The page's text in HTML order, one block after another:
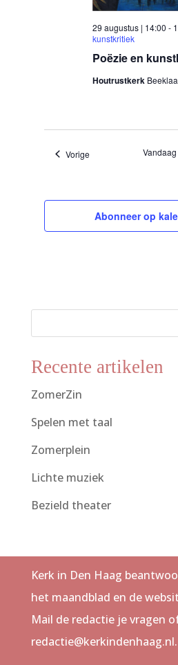
Poëzie en
29 augustus | 14:00 -
kunstkritiek
Houtrustkerk
Vorige Vandaag
Abonneer op
Recente artikelen
ZomerZin
Spelen met taal
Zomerplein
Lichte muziek
Bezield theater
Kerk in Den Haag
het maandblad en de
Mail de redactie je vragen
redactie@kerkindenhaag.nl.